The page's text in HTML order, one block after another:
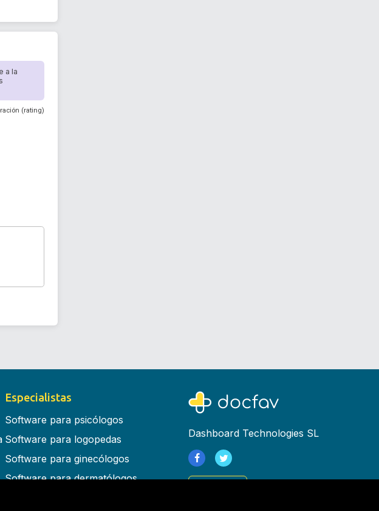
a la
(rating)
Especialistas
Software para psicólogos
Software para logopedas
Software para ginecólogos
Software para dermatólogos
Dashboard Technologies SL